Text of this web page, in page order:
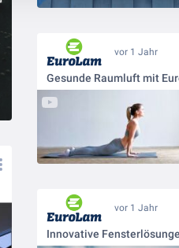
vor 1 Jahr
vor 1 Jahr